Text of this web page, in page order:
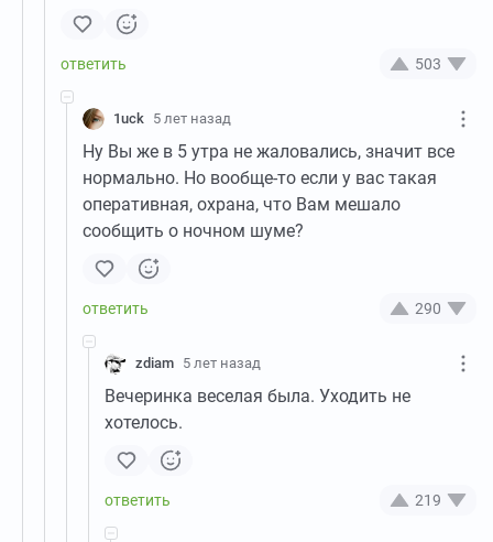
503
1uck 5 лет назад
Ну Вы же в 5 утра не жаловались, значит все
нормально. Но вообще-то если у вас такая
оперативная, охрана, что Вам мешало
сообщить о ночном шуме?
290
zdiam 5 лет назад
Вечеринка веселая была. Уходить не
хотелось.
219